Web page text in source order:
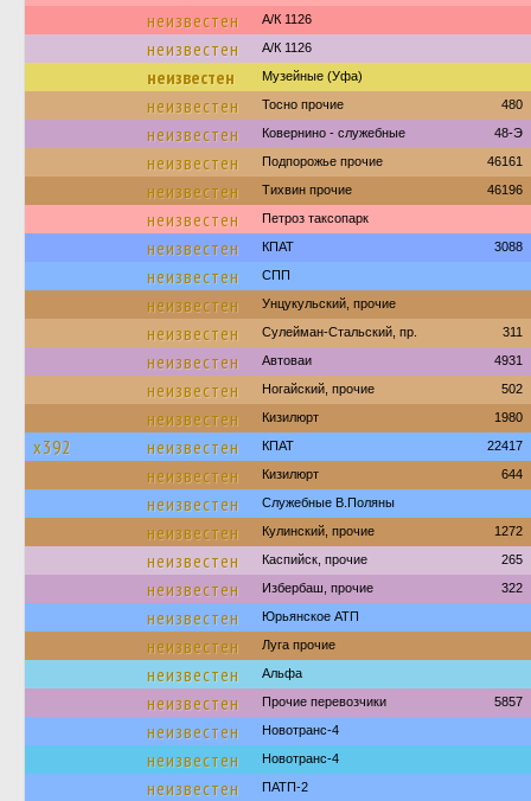
неизвестен А/К 1126
неизвестен А/К 1126
неизвестен Музейные (Уфа)
неизвестен Тосно прочие 480
неизвестен Ковернино - служебные 48-Э
неизвестен Подпорожье прочие 46161
неизвестен Тихвин прочие 46196
неизвестен Петроз таксопарк
неизвестен КПАТ 3088
неизвестен СПП
неизвестен Унцукульский, прочие
неизвестен Сулейман-Стальский, пр. 311
неизвестен Автоваи 4931
неизвестен Ногайский, прочие 502
неизвестен Кизилюрт 1980
х392 неизвестен КПАТ 22417
неизвестен Кизилюрт 644
неизвестен Служебные В.Поляны
неизвестен Кулинский, прочие 1272
неизвестен Каспийск, прочие 265
неизвестен Избербаш, прочие 322
неизвестен Юрьянское АТП
неизвестен Луга прочие
неизвестен Альфа
неизвестен Прочие перевозчики 5857
неизвестен Новотранс-4
неизвестен Новотранс-4
неизвестен ПАТП-2